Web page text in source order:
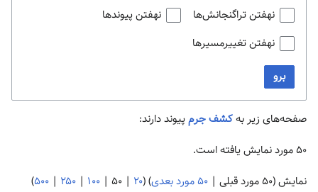
نهفتن تراگنجانش‌ها
نهفتن پیوندها
نهفتن تغییرمسیرها
برو
صفحه‌های زیر بهکشف جرمپیوند دارند:
۵۰ مورد نمایش یافته است.
نمایش (۵۰ مورد قبلی | ۵۰ مورد بعدی ) (۲۰ | ۵۰ | ۱۰۰ | ۲۵۰ | ۵۰۰)